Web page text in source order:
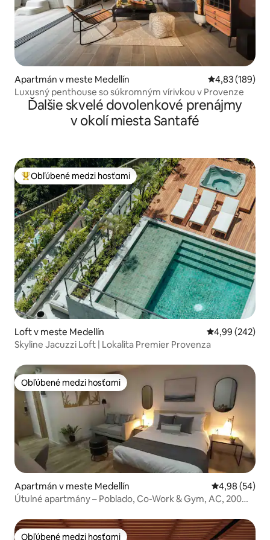
Apartmán v meste Medellín Priemerné
4,83 (189)
Luxusný penthouse so súkromným vírivkou v Provenze
Ďalšie skvelé dovolenkové prenájmy
v okolí miesta Santafé
Najobľúbenejšie medzi hosťami
Obľúbené medzi hosťami
Loft v meste Medellín Priemerné
4,99 (242)
Skyline Jacuzzi Loft | Lokalita Premier Provenza
Obľúbené medzi hosťami
Obľúbené medzi hosťami
Apartmán v meste Medellín Priemerné
4,98 (54)
Útulné apartmány – Poblado, Co-Work & Gym, AC, 200
Obľúbené medzi hosťami